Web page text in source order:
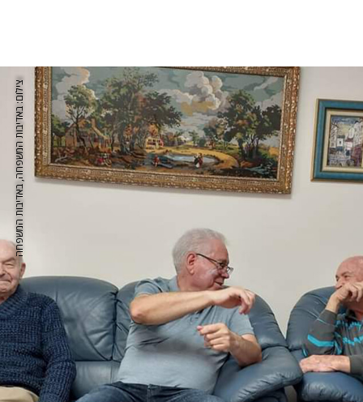
צילום: באדיבות המשפחה, באדיבות המשפחה